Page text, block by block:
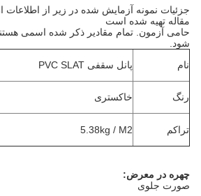
جزئیات نمونه آزمایش شده در زیر از اطلاعات
مقاله تهیه شده است
حامی آزمون.
تمام مقادیر ذکر شده اسمی
شود.
نام
پانل سقفی PVC SLAT
رنگ خاکستری
تراکم 5.38kg / M2
چهره در معرض:
صورت جلوی